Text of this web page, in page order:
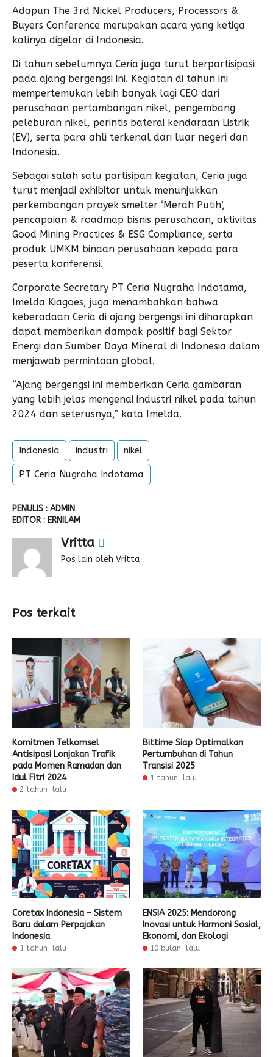
Adapun The 3rd Nickel Producers, Processors &
Buyers Conference merupakan acara yang ketiga
kalinya digelar di Indonesia.
Di tahun sebelumnya Ceria juga turut berpartisipasi
pada ajang bergengsi ini. Kegiatan di tahun ini
mempertemukan lebih banyak lagi CEO dari
perusahaan pertambangan nikel, pengembang
peleburan nikel, perintis baterai kendaraan Listrik
(EV), serta para ahli terkenal dari luar negeri dan
Indonesia.
Sebagai salah satu partisipan kegiatan, Ceria juga
turut menjadi exhibitor untuk menunjukkan
perkembangan proyek smelter ‘Merah Putih’,
pencapaian & roadmap bisnis perusahaan, aktivitas
Good Mining Practices & ESG Compliance, serta
produk UMKM binaan perusahaan kepada para
peserta konferensi.
Corporate Secretary PT Ceria Nugraha Indotama,
Imelda Kiagoes, juga menambahkan bahwa
keberadaan Ceria di ajang bergengsi ini diharapkan
dapat memberikan dampak positif bagi Sektor
Energi dan Sumber Daya Mineral di Indonesia dalam
menjawab permintaan global.
“Ajang bergengsi ini memberikan Ceria gambaran
yang lebih jelas mengenai industri nikel pada tahun
2024 dan seterusnya,” kata Imelda.
Indonesia industri nikel
PT Ceria Nugraha Indotama
PENULIS : ADMIN
EDITOR : ERNILAM
Vritta
Pos lain oleh Vritta
Pos terkait
Komitmen Telkomsel
Antisipasi Lonjakan Trafik
pada Momen Ramadan dan
Idul Fitri 2024
2 tahun lalu
Bittime Siap Optimalkan
Pertumbuhan di Tahun
Transisi 2025
1 tahun lalu
Coretax Indonesia – Sistem
Baru dalam Perpajakan
Indonesia
1 tahun lalu
ENSIA 2025: Mendorong
Inovasi untuk Harmoni Sosial,
Ekonomi, dan Ekologi
10 bulan lalu